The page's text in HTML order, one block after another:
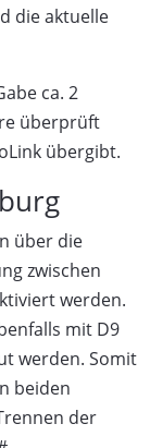
die aktuelle
ca. 2
überprüft
übergibt.
über die
zwischen
werden.
mit D9
werden. Somit
beiden
der